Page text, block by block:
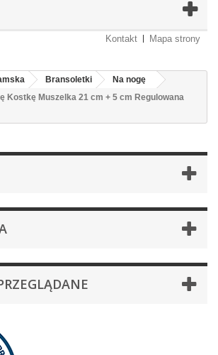
Kontakt Mapa strony
Bransoletki
Na nogę
Kostkę Muszelka 21 cm + 5 cm Regulowana